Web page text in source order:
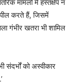
मामलों में हस्तक्षेप न
करते हैं, जिसमें
गंभीर खतरा भी शामिल
को अस्वीकार